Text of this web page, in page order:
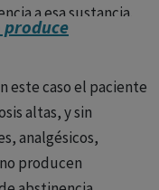
que
social.
: Como la
o
a esa sustancia.
produce
este caso el paciente
altas, y sin
analgésicos,
producen